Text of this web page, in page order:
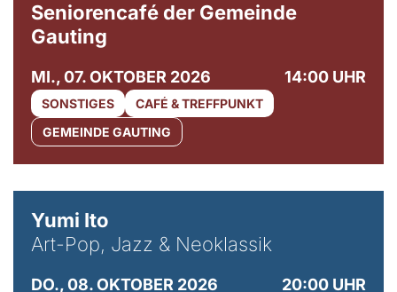
Seniorencafé der Gemeinde
Gauting
MI., 07. OKTOBER 2026 14:00 UHR
SONSTIGES
CAFÉ & TREFFPUNKT
GEMEINDE GAUTING
Yumi Ito
Art-Pop, Jazz & Neoklassik
DO., 08. OKTOBER 2026
20:00 UHR